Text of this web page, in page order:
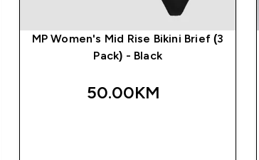
MP Women's Mid Rise Bikini Brief (3
Pack) - Black
50.00KM‎